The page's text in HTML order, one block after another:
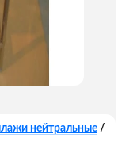
нейтральные /